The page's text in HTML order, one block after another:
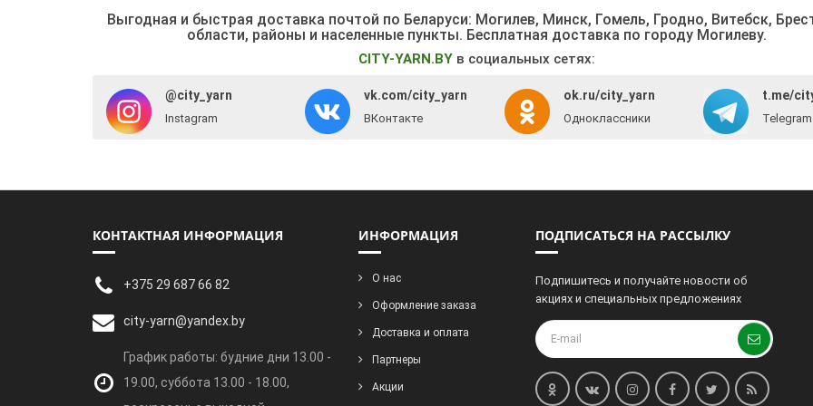
Выгодная и быстрая доставка почтой по Беларуси: Могилев, Минск, Гомель, Гродно, Витебск,
области, районы и населенные пункты. Бесплатная доставка по городу Могилеву.
CITY-YARN.BY в социальных сетях:
@city_yarn
Instagram
vk.com/city_yarn
ВКонтакте
ok.ru/city_yarn
Одноклассники
t.me/
Telegram
КОНТАКТНАЯ ИНФОРМАЦИЯ
+375 29 687 66 82
city-yarn@yandex.by
График работы: будние дни 13.00 -
19.00, суббота 13.00 - 18.00,
ИНФОРМАЦИЯ
О нас
Оформление заказа
Доставка и оплата
Партнеры
Акции
ПОДПИСАТЬСЯ НА РАССЫЛКУ
Подпишитесь и получайте новости об
акциях и специальных предложениях